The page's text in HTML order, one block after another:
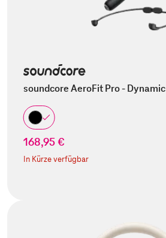
soundcore AeroFit Pro - Dynamic
168,95 €
In Kürze verfügbar